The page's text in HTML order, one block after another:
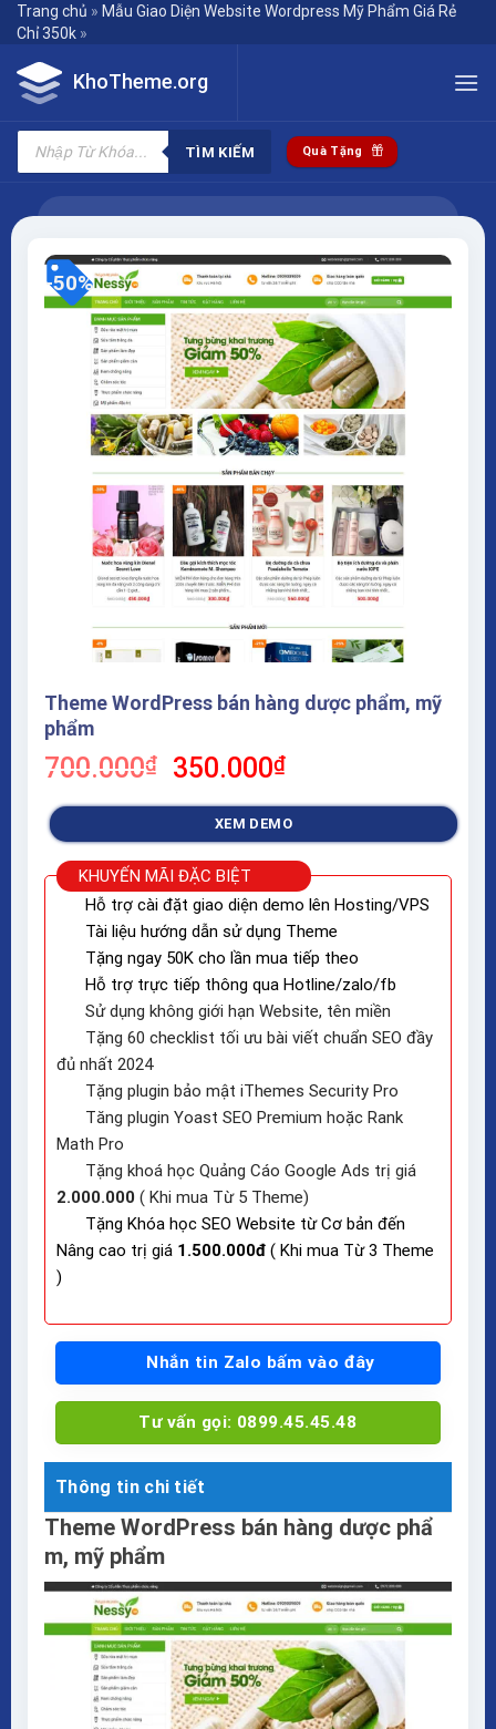
Skip
content
Trang chủ » Mẫu Giao Diện Website Wordpress Mỹ Phẩm Giá Rẻ
Chỉ 350k »
KhoTheme.org
Tìm
kiếm
phẩm
TÌM KIẾM Quà Tặng
-50%
Theme WordPress bán hàng dược phẩm, mỹ
phẩm
700.000₫
Giá
700.000₫.
350.000₫Giá
tại
là:
350.000₫.
XEM DEMO
KHUYẾN MÃI ĐẶC BIỆT
Hỗ trợ cài đặt giao diện demo lên Hosting/VPS
Tài liệu hướng dẫn sử dụng Theme
Tặng ngay 50K cho lần mua tiếp theo
Hỗ trợ trực tiếp thông qua Hotline/zalo/fb
Sử dụng không giới hạn Website, tên miền
Tặng 60 checklist tối ưu bài viết chuẩn SEO đầy
đủ nhất 2024
Tặng plugin bảo mật iThemes Security Pro
Tăng plugin Yoast SEO Premium hoặc Rank
Math Pro
Tặng khoá học Quảng Cáo Google Ads trị giá
2.000.000 ( Khi mua Từ 5 Theme)
Tặng Khóa học SEO Website từ Cơ bản đến
Nâng cao trị giá 1.500.000đ ( Khi mua Từ 3 Theme
)
Nhắn tin Zalo bấm vào đây
Tư vấn gọi: 0899.45.45.48
Thông tin chi tiết
Theme WordPress bán hàng dược phẩ
m, mỹ phẩm